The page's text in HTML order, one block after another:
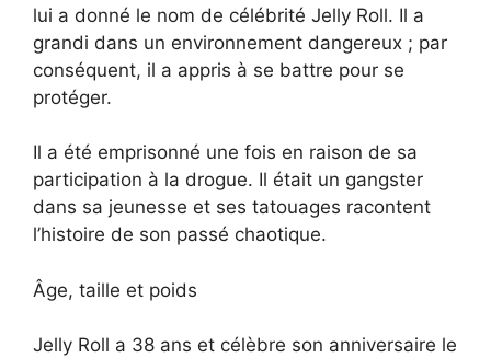
lui a donné le nom de célébrité Jelly Roll. Il a
grandi dans un environnement dangereux ; par
conséquent, il a appris à se battre pour se
protéger.
Il a été emprisonné une fois en raison de sa
participation à la drogue. Il était un gangster
dans sa jeunesse et ses tatouages racontent
l’histoire de son passé chaotique.
Âge, taille et poids
Jelly Roll a 38 ans et célèbre son anniversaire le